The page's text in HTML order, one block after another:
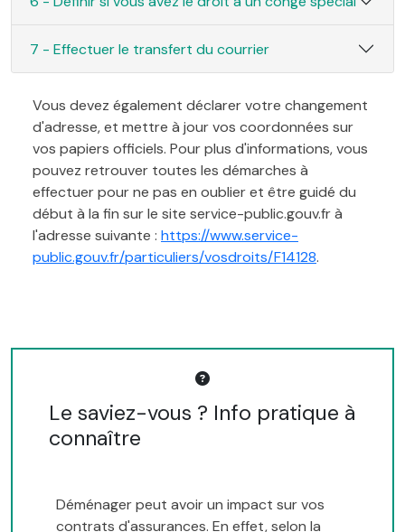
7 - Effectuer le transfert du courrier
Vous devez également déclarer votre changement
d'adresse, et mettre à jour vos coordonnées sur
vos papiers officiels. Pour plus d'informations, vous
pouvez retrouver toutes les démarches à
effectuer pour ne pas en oublier et être guidé du
début à la fin sur le site service-public.gouv.fr à
l'adresse suivante : https://www.service-
public.gouv.fr/particuliers/vosdroits/F14128.
Le saviez-vous ? Info pratique à
connaître
Déménager peut avoir un impact sur vos
contrats d'assurances. En effet, selon la